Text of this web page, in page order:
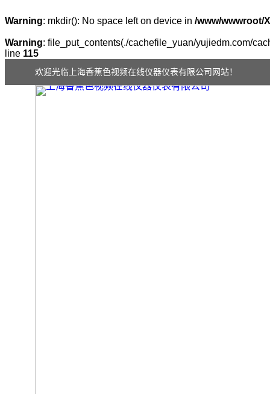
Warning: mkdir(): No space left on device in /www/wwwroot/
Warning: file_put_contents(./cachefile_yuan/yujiedm.com/
line 115
欢迎光临上海香蕉色视频在线仪器仪表有限公司网站！